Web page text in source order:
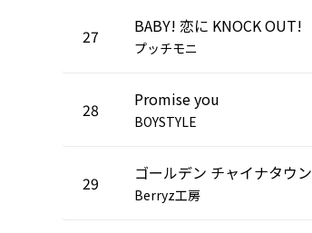
27 BABY! 恋に KNOCK OUT!
プッチモニ
28 Promise you
BOYSTYLE
29 ゴールデン チャイナタウン
Berryz工房